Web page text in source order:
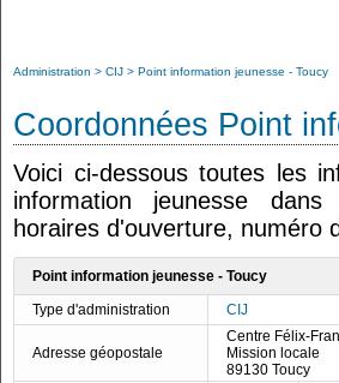
Administration CIJ Point information jeunesse - Toucy
Coordonnées Point
Voici ci-dessous toutes les
information jeunesse
horaires d'ouverture, numéro
Point information jeunesse - Toucy
Type d'administration
CIJ
Adresse géopostale
Centre Félix-
Mission locale
89130 Toucy